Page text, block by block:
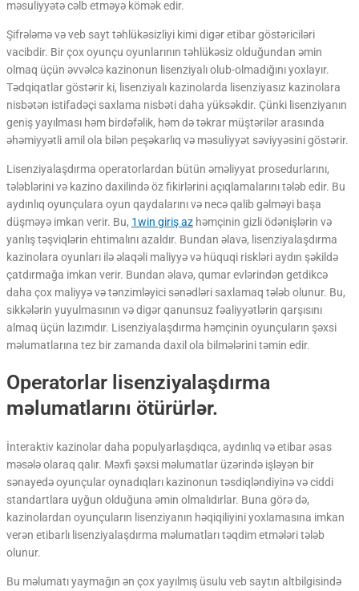
məsuliyyətə cəlb etməyə kömək edir.
Şifrələmə və veb sayt təhlükəsizliyi kimi digər etibar göstəriciləri
vacibdir. Bir çox oyunçu oyunlarının təhlükəsiz olduğundan əmin
olmaq üçün əvvəlcə kazinonun lisenziyalı olub-olmadığını yoxlayır.
Tədqiqatlar göstərir ki, lisenziyalı kazinolarda lisenziyasız kazinolara
nisbətən istifadəçi saxlama nisbəti daha yüksəkdir. Çünki lisenziyanın
geniş yayılması həm birdəfəlik, həm də təkrar müştərilər arasında
əhəmiyyətli amil ola bilən peşəkarlıq və məsuliyyət səviyyəsini göstərir.
Lisenziyalaşdırma operatorlardan bütün əməliyyat prosedurlarını,
tələblərini və kazino daxilində öz fikirlərini açıqlamalarını tələb edir. Bu
aydınlıq oyunçulara oyun qaydalarını və necə qalib gəlməyi başa
düşməyə imkan verir. Bu, 1win giriş az həmçinin gizli ödənişlərin və
yanlış təşviqlərin ehtimalını azaldır. Bundan əlavə, lisenziyalaşdırma
kazinolara oyunları ilə əlaqəli maliyyə və hüquqi riskləri aydın şəkildə
çatdırmağa imkan verir. Bundan əlavə, qumar evlərindən getdikcə
daha çox maliyyə və tənzimləyici sənədləri saxlamaq tələb olunur. Bu,
sikkələrin yuyulmasının və digər qanunsuz fəaliyyətlərin qarşısını
almaq üçün lazımdır. Lisenziyalaşdırma həmçinin oyunçuların şəxsi
məlumatlarına tez bir zamanda daxil ola bilmələrini təmin edir.
Operatorlar lisenziyalaşdırma
məlumatlarını ötürürlər.
İnteraktiv kazinolar daha populyarlaşdıqca, aydınlıq və etibar əsas
məsələ olaraq qalır. Məxfi şəxsi məlumatlar üzərində işləyən bir
sənayedə oyunçular oynadıqları kazinonun təsdiqləndiyinə və ciddi
standartlara uyğun olduğuna əmin olmalıdırlar. Buna görə də,
kazinolardan oyunçuların lisenziyanın həqiqiliyini yoxlamasına imkan
verən etibarlı lisenziyalaşdırma məlumatları təqdim etmələri tələb
olunur.
Bu məlumatı yaymağın ən çox yayılmış üsulu veb saytın altbilgisində